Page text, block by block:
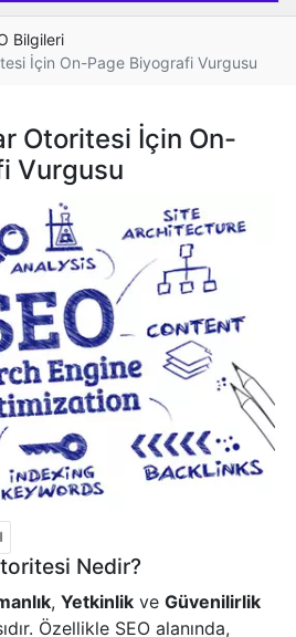
Bilgileri
İçin On-Page Biyografi Vurgusu
Otoritesi İçin On-
Vurgusu
Nedir?
, Yetkinlik ve Güvenilirlik
Özellikle SEO alanında,